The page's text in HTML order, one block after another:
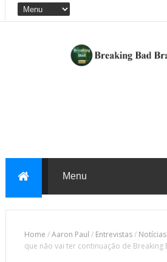
Home /Aaron Paul / Entrevistas/ Notícias
que não vai ter continuação de Breaking